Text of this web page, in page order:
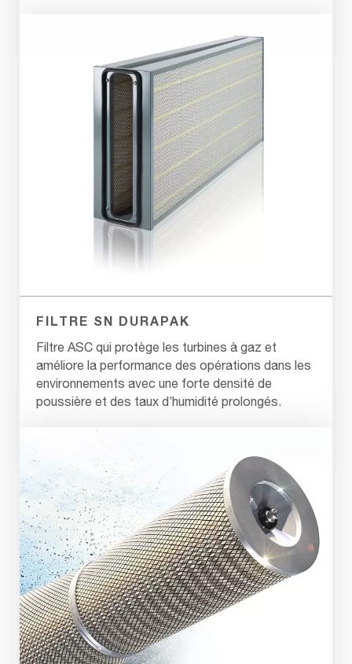
FILTRE SN DURAPAK
Filtre ASC qui protège les turbines à gaz et
améliore la performance des opérations dans les
environnements avec une forte densité de
poussière et des taux d’humidité prolongés.